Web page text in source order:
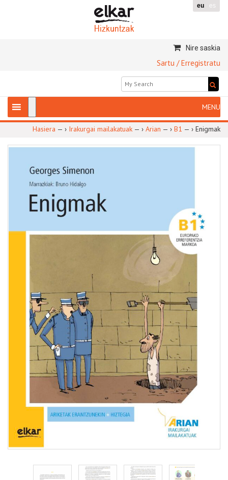
eu es
Nire saskia
Sartu / Erregistratu
Hasiera — › Irakurgai mailakatuak — › Arian — › B1 — › Enigmak